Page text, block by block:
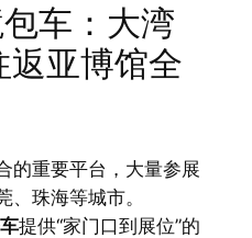
车：大湾
返亚博馆全
的重要平台，大量参展
珠海等城市。
提供“家门口到展位”的